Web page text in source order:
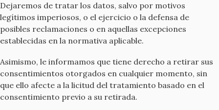
Dejaremos de tratar los datos, salvo por motivos
legítimos imperiosos, o el ejercicio o la defensa de
posibles reclamaciones o en aquellas excepciones
establecidas en la normativa aplicable.
Asimismo, le informamos que tiene derecho a retirar sus
consentimientos otorgados en cualquier momento, sin
que ello afecte a la licitud del tratamiento basado en el
consentimiento previo a su retirada.